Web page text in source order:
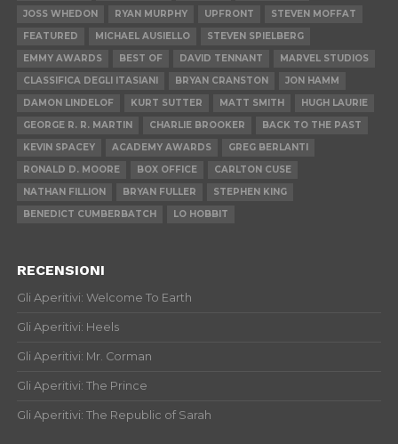
JOSS WHEDON
RYAN MURPHY UPFRONT
STEVEN MOFFAT
FEATURED
MICHAEL AUSIELLO
STEVEN SPIELBERG
EMMY AWARDS
BEST OF DAVID TENNANT
MARVEL STUDIOS
CLASSIFICA DEGLI ITASIANI
BRYAN CRANSTON
JON HAMM
DAMON LINDELOF
KURT SUTTER MATT SMITH
HUGH LAURIE
GEORGE R. R. MARTIN
CHARLIE BROOKER
BACK TO THE PAST
KEVIN SPACEY
ACADEMY AWARDS
GREG BERLANTI
RONALD D. MOORE
BOX OFFICE
CARLTON CUSE
NATHAN FILLION
BRYAN FULLER
STEPHEN KING
BENEDICT CUMBERBATCH
LO HOBBIT
RECENSIONI
Gli Aperitivi: Welcome To Earth
Gli Aperitivi: Heels
Gli Aperitivi: Mr. Corman
Gli Aperitivi: The Prince
Gli Aperitivi: The Republic of Sarah